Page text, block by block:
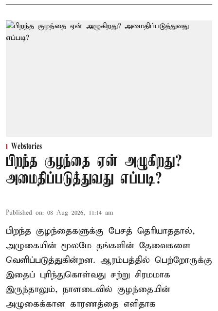
Webstories
பிறந்த குழந்தை ஏன் அழுகிறது?
அமைதிப்படுத்துவது எப்படி?
Published on: 08 Aug 2026, 11:14 am
பிறந்த குழந்தைகளுக்கு பேசத் தெரியாததால்,
அழுகையின் மூலமே தங்களின் தேவைகளை
வெளிப்படுத்துகின்றன. ஆரம்பத்தில் பெற்றோருக்கு
இதைப் புரிந்துகொள்வது சற்று சிரமமாக
இருந்தாலும், நாளடைவில் குழந்தையின்
அழுகைக்கான காரணத்தை எளிதாக